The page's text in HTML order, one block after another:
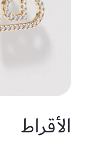
الأقراط